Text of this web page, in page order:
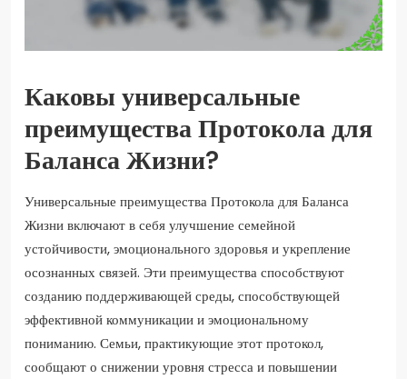
Каковы универсальные
преимущества Протокола для
Баланса Жизни?
Универсальные преимущества Протокола для Баланса
Жизни включают в себя улучшение семейной
устойчивости, эмоционального здоровья и укрепление
осознанных связей. Эти преимущества способствуют
созданию поддерживающей среды, способствующей
эффективной коммуникации и эмоциональному
пониманию. Семьи, практикующие этот протокол,
сообщают о снижении уровня стресса и повышении